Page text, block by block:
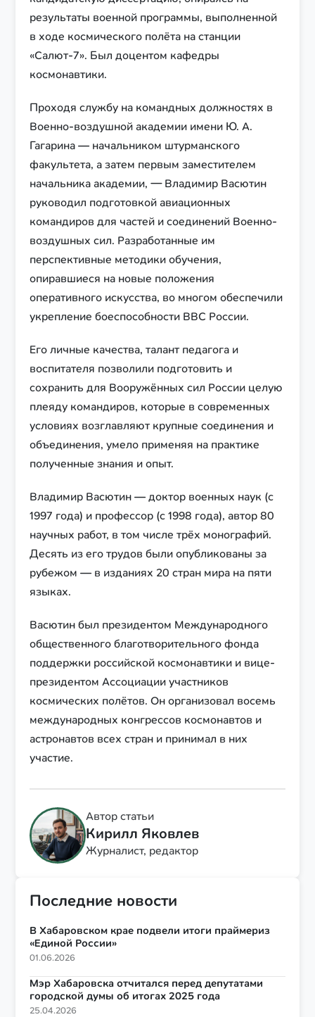
результаты военной программы, выполненной
в ходе космического полёта на станции
«Салют-7». Был доцентом кафедры
космонавтики.
Проходя службу на командных должностях в
Военно-воздушной академии имени Ю. А.
Гагарина — начальником штурманского
факультета, а затем первым заместителем
начальника академии, — Владимир Васютин
руководил подготовкой авиационных
командиров для частей и соединений Военно-
воздушных сил. Разработанные им
перспективные методики обучения,
опиравшиеся на новые положения
оперативного искусства, во многом обеспечили
укрепление боеспособности ВВС России.
Его личные качества, талант педагога и
воспитателя позволили подготовить и
сохранить для Вооружённых сил России целую
плеяду командиров, которые в современных
условиях возглавляют крупные соединения и
объединения, умело применяя на практике
полученные знания и опыт.
Владимир Васютин — доктор военных наук (с
1997 года) и профессор (с 1998 года), автор 80
научных работ, в том числе трёх монографий.
Десять из его трудов были опубликованы за
рубежом — в изданиях 20 стран мира на пяти
языках.
Васютин был президентом Международного
общественного благотворительного фонда
поддержки российской космонавтики и вице-
президентом Ассоциации участников
космических полётов. Он организовал восемь
международных конгрессов космонавтов и
астронавтов всех стран и принимал в них
участие.
Автор статьи
Кирилл Яковлев
Журналист, редактор
Последние новости
В Хабаровском крае подвели итоги праймериз
«Единой России»
01.06.2026
Мэр Хабаровска отчитался перед депутатами
городской думы об итогах 2025 года
25.04.2026